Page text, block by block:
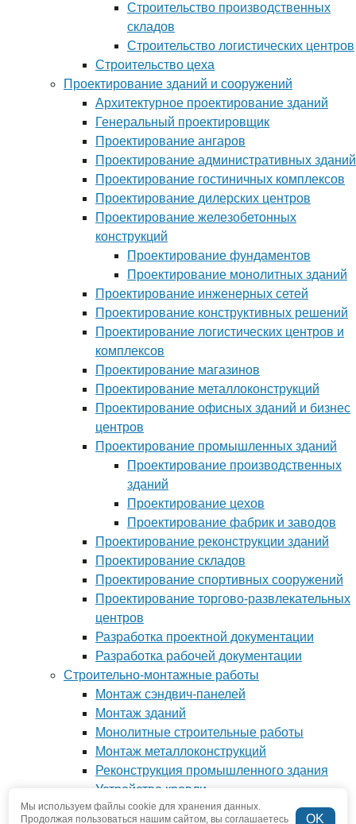
Мы используем файлы cookie для хранения данных.
Продолжая пользоваться нашим сайтом, вы соглашаетесь
OK
Строительство производственных
складов
Строительство логистических центров
Строительство цеха
Проектирование зданий и сооружений
Архитектурное проектирование зданий
Генеральный проектировщик
Проектирование ангаров
Проектирование административных зданий
Проектирование гостиничных комплексов
Проектирование дилерских центров
Проектирование железобетонных
конструкций
Проектирование фундаментов
Проектирование монолитных зданий
Проектирование инженерных сетей
Проектирование конструктивных решений
Проектирование логистических центров и
комплексов
Проектирование магазинов
Проектирование металлоконструкций
Проектирование офисных зданий и бизнес
центров
Проектирование промышленных зданий
Проектирование производственных
зданий
Проектирование цехов
Проектирование фабрик и заводов
Проектирование реконструкции зданий
Проектирование складов
Проектирование спортивных сооружений
Проектирование торгово-развлекательных
центров
Разработка проектной документации
Разработка рабочей документации
Строительно-монтажные работы
Монтаж сэндвич-панелей
Монтаж зданий
Монолитные строительные работы
Монтаж металлоконструкций
Реконструкция промышленного здания
Устройство кровли
Фундамент под ключ